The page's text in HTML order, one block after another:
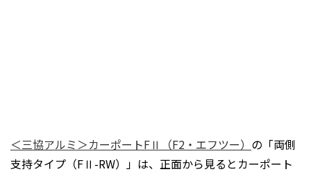
＜三協アルミ＞カーポートFⅡ（F2・エフツー） の「両側
支持タイプ（FⅡ-RW）」は、正面から見るとカーポート